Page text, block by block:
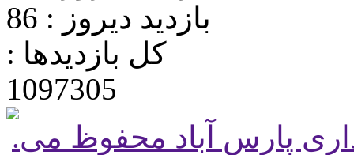
بازدید دیروز : 86
کل بازدیدها :
1097305
.تمامی حقوق برای پایگاه شهرداری پارس آباد محفوظ می